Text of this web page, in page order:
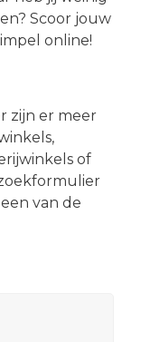
Scoor jouw
online!
zijn er meer
of
van de